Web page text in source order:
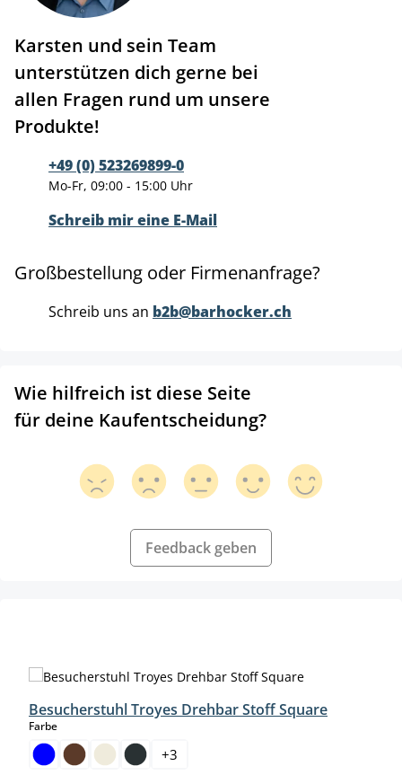
Karsten und sein Team
unterstützen dich gerne bei
allen Fragen rund um unsere
Produkte!
+49 (0) 523269899-0
Mo-Fr, 09:00 - 15:00 Uhr
Schreib mir eine E-Mail
Großbestellung oder Firmenanfrage?
Schreib uns an b2b@barhocker.ch
Wie hilfreich ist diese Seite
für deine Kaufentscheidung?
Feedback geben
Besucherstuhl Troyes Drehbar Stoff Square
Farbeauswählen
+3